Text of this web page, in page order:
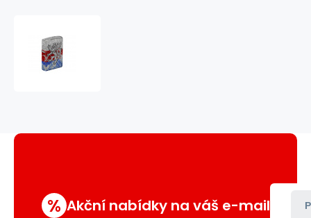
% Akční nabídky na váš e-mail